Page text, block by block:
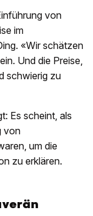
von
im
«Wir schätzen
Und die Preise,
schwierig zu
Es scheint, als
von
um die
zu erklären.